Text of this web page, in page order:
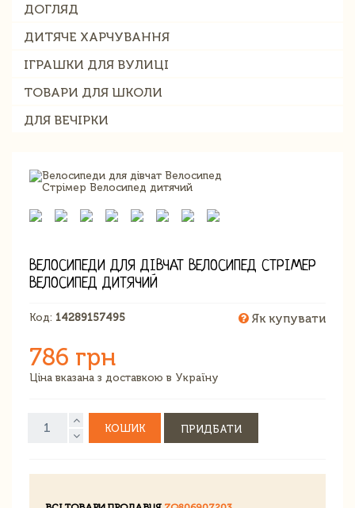
ДОГЛЯД
ДИТЯЧЕ ХАРЧУВАННЯ
ІГРАШКИ ДЛЯ ВУЛИЦІ
ТОВАРИ ДЛЯ ШКОЛИ
ДЛЯ ВЕЧІРКИ
ВЕЛОСИПЕДИ ДЛЯ ДІВЧАТ ВЕЛОСИПЕД СТРІМЕР
ВЕЛОСИПЕД ДИТЯЧИЙ
Код: 14289157495 Як купувати
786 грн
Ціна вказана з доставкою в Україну
КОШИК ПРИДБАТИ